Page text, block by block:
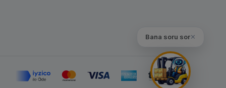
Bana soru sor✕